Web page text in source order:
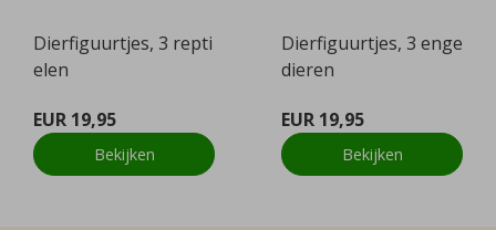
Dierfiguurtjes, 3 repti
elen
EUR 19,95
Bekijken
Dierfiguurtjes, 3 enge
dieren
EUR 19,95
Bekijken